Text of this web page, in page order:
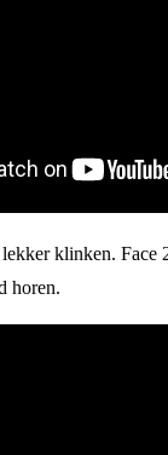
klinken. Face
horen.